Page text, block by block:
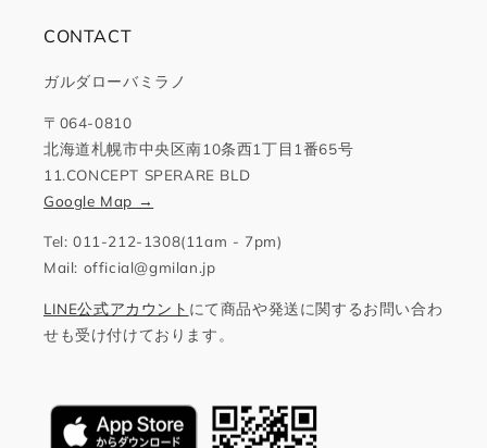
CONTACT
ガルダローバミラノ
〒064-0810
北海道札幌市中央区南10条西1丁目1番65号
11.CONCEPT SPERARE BLD
Google Map →
Tel: 011-212-1308(11am - 7pm)
Mail: official@gmilan.jp
LINE公式アカウント にて商品や発送に関するお問い合わ
せも受け付けております。